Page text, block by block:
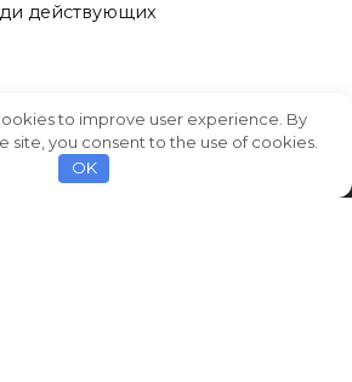
действующих
to improve user experience. By
site, you consent to the use of cookies.
OK